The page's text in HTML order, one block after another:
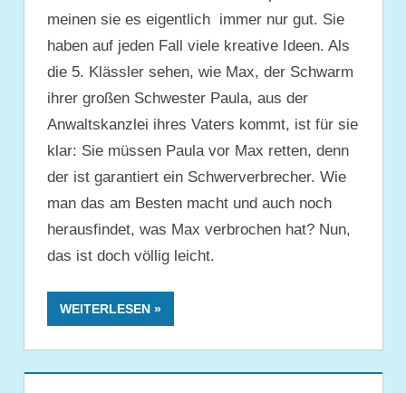
meinen sie es eigentlich immer nur gut. Sie
haben auf jeden Fall viele kreative Ideen. Als
die 5. Klässler sehen, wie Max, der Schwarm
ihrer großen Schwester Paula, aus der
Anwaltskanzlei ihres Vaters kommt, ist für sie
klar: Sie müssen Paula vor Max retten, denn
der ist garantiert ein Schwerverbrecher. Wie
man das am Besten macht und auch noch
herausfindet, was Max verbrochen hat? Nun,
das ist doch völlig leicht.
WEITERLESEN